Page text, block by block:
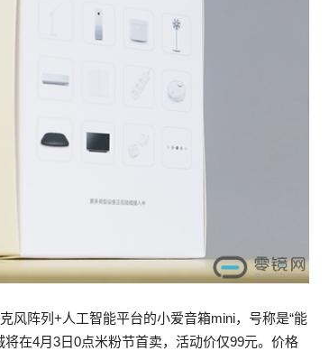
风阵列+人工智能平台的小爱音箱mini，号称是“能
在4月3日0点米粉节首卖，活动价仅99元。价格